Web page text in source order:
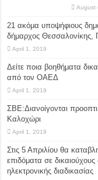
August
21 ακόμα υποψήφιους
δήμαρχος Θεσσαλονίκης,
April 1, 2019
Δείτε ποια βοηθήματα
από τον ΟΑΕΔ
April 1, 2019
ΣΒΕ:Διανοίγονται
Καλοχώρι
April 1, 2019
Στις 5 Απριλίου θα
επιδόματα σε
ηλεκτρονικής διαδικασίας